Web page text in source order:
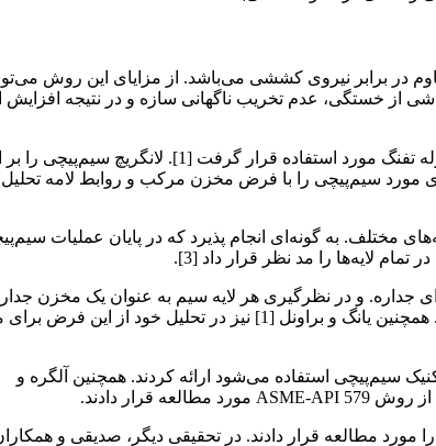
در برابر نیروی کششی می‌باشد. از مزایای این روش
از خستگی، عدم تخریب ناگهانی سازه و در نتیجه افزایش
روش سیم‌پیچی اولین بار توسط لانگریچ در قرن نوزدهم و به منظور تقویت لوله تفنگ مورد استفاده قرار گرفت
مورد سیم‌پیچی را با فرض مخزن مرکب و روابط لامه تحلیل
مختلف. به گونه‌ای انجام پذیرد که در پایان عملیات
لایه‌ها را مد نظر قرار داد [3].
و در نظرگیری هر لایه سیم به عنوان یک مخزن جدار
مورد توجه قرار دارد. که روش هارک گارد [4] و روش تالاکو [5] از آن جمله‌اند. همچنین یانگ و براونل [1] نیز در تحلیل خود
از تکنیک سیم‌پیچی استفاده می‌شود ارائه کردند. همچنین آلگره و